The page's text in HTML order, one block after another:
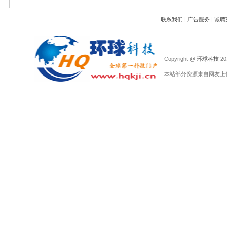
联系我们 | 广告服务 | 诚聘
Copyright @ 环球科技
本站部分资源来自网友